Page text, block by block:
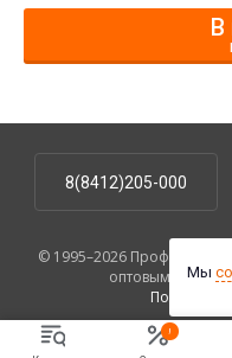
В
8(8412)205-000
© 1995–2026
оптовым
Политика
!
Мы